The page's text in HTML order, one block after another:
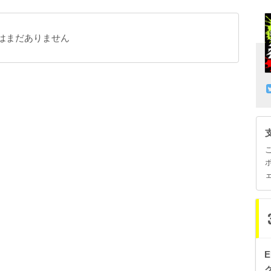
まだありません